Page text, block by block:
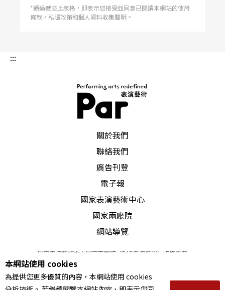
*通過遞交此表格，即表示您接受並同意已閱讀本網站的使用
條款，私隱政策和個人資料收集聲明。
:::
關於我們
聯絡我們
廣告刊登
電子報
國家表演藝術中心
國家兩廳院
網站導覽
國家表演藝術中心國家兩廳院《PAR表演藝術》版權所有
© 2022Performing arts redefined. All Rights Reserved
統一編號 Tax Id number 00973926
本網站使用 cookies
為提供您更多優質的內容，本網站使用 cookies